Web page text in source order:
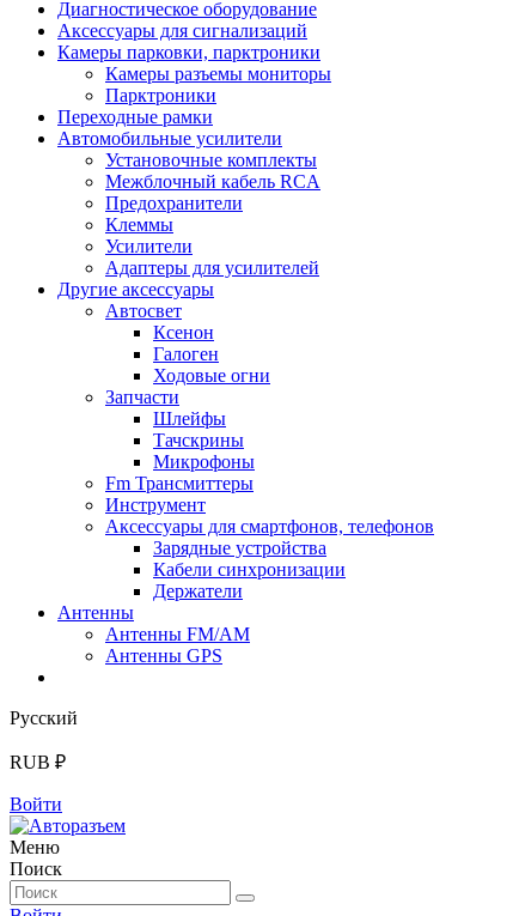
Диагностическое оборудование
Аксессуары для сигнализаций
Камеры парковки, парктроники
Камеры разъемы мониторы
Парктроники
Переходные рамки
Автомобильные усилители
Установочные комплекты
Межблочный кабель RCA
Предохранители
Клеммы
Усилители
Адаптеры для усилителей
Другие аксессуары
Автосвет
Ксенон
Галоген
Ходовые огни
Запчасти
Шлейфы
Тачскрины
Микрофоны
Fm Трансмиттеры
Инструмент
Аксессуары для смартфонов, телефонов
Зарядные устройства
Кабели синхронизации
Держатели
Антенны
Антенны FM/AM
Антенны GPS
Русский
RUB ₽
Войти
Меню
Поиск